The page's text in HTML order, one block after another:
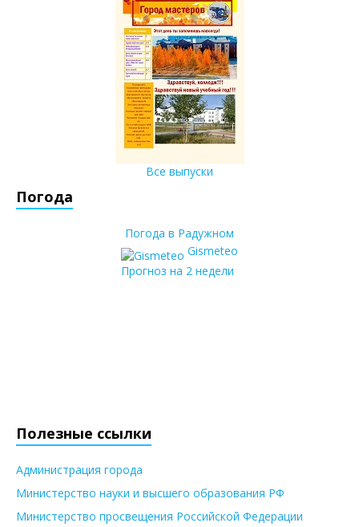
Все выпуски
Погода
Погода в Радужном
Gismeteo
Прогноз на 2 недели
Полезные ссылки
Администрация города
Министерство науки и высшего образования РФ
Министерство просвещения Российской Федерации